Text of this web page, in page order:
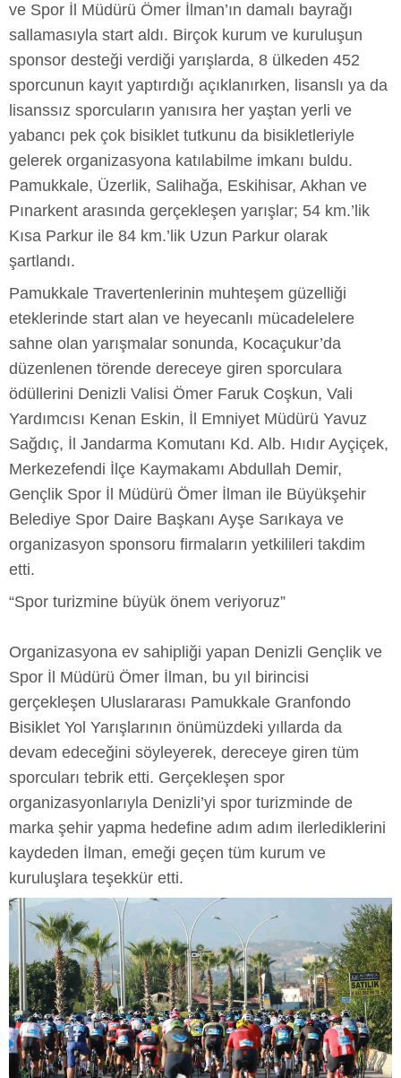
ve Spor İl Müdürü Ömer İlman’ın damalı bayrağı
sallamasıyla start aldı. Birçok kurum ve kuruluşun
sponsor desteği verdiği yarışlarda, 8 ülkeden 452
sporcunun kayıt yaptırdığı açıklanırken, lisanslı ya da
lisanssız sporcuların yanısıra her yaştan yerli ve
yabancı pek çok bisiklet tutkunu da bisikletleriyle
gelerek organizasyona katılabilme imkanı buldu.
Pamukkale, Üzerlik, Salihağa, Eskihisar, Akhan ve
Pınarkent arasında gerçekleşen yarışlar; 54 km.’lik
Kısa Parkur ile 84 km.’lik Uzun Parkur olarak
şartlandı.
Pamukkale Travertenlerinin muhteşem güzelliği
eteklerinde start alan ve heyecanlı mücadelelere
sahne olan yarışmalar sonunda, Kocaçukur’da
düzenlenen törende dereceye giren sporculara
ödüllerini Denizli Valisi Ömer Faruk Coşkun, Vali
Yardımcısı Kenan Eskin, İl Emniyet Müdürü Yavuz
Sağdıç, İl Jandarma Komutanı Kd. Alb. Hıdır Ayçiçek,
Merkezefendi İlçe Kaymakamı Abdullah Demir,
Gençlik Spor İl Müdürü Ömer İlman ile Büyükşehir
Belediye Spor Daire Başkanı Ayşe Sarıkaya ve
organizasyon sponsoru firmaların yetkilileri takdim
etti.
“Spor turizmine büyük önem veriyoruz”
Organizasyona ev sahipliği yapan Denizli Gençlik ve
Spor İl Müdürü Ömer İlman, bu yıl birincisi
gerçekleşen Uluslararası Pamukkale Granfondo
Bisiklet Yol Yarışlarının önümüzdeki yıllarda da
devam edeceğini söyleyerek, dereceye giren tüm
sporcuları tebrik etti. Gerçekleşen spor
organizasyonlarıyla Denizli’yi spor turizminde de
marka şehir yapma hedefine adım adım ilerlediklerini
kaydeden İlman, emeği geçen tüm kurum ve
kuruluşlara teşekkür etti.